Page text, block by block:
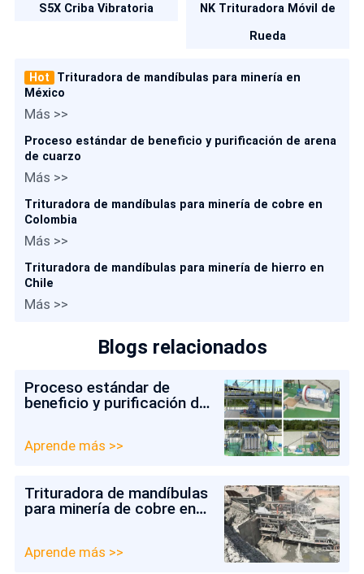
S5X Criba Vibratoria
NK Trituradora Móvil de
Rueda
Hot
Trituradora de mandíbulas para minería en
México
Más >>
Proceso estándar de beneficio y purificación de arena
de cuarzo
Más >>
Trituradora de mandíbulas para minería de cobre en
Colombia
Más >>
Trituradora de mandíbulas para minería de hierro en
Chile
Más >>
Blogs relacionados
Proceso estándar de
beneficio y purificación de
Aprende más >>
Trituradora de mandíbulas
para minería de cobre en
Aprende más >>